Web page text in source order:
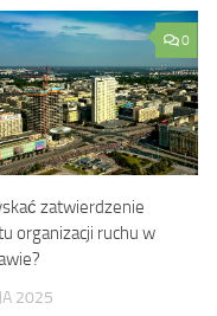
0
zatwierdzenie
organizacji ruchu w
2025